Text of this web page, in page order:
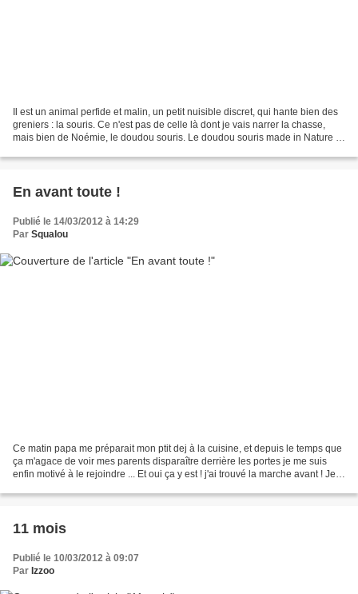
Il est un animal perfide et malin, un petit nuisible discret, qui hante bien des
greniers : la souris. Ce n'est pas de celle là dont je vais narrer la chasse,
mais bien de Noémie, le doudou souris. Le doudou souris made in Nature et
En avant toute !
Publié le 14/03/2012 à 14:29
Par Squalou
Ce matin papa me préparait mon ptit dej à la cuisine, et depuis le temps que
ça m'agace de voir mes parents disparaître derrière les portes je me suis
enfin motivé à le rejoindre ... Et oui ça y est ! j'ai trouvé la marche avant ! Je
11 mois
Publié le 10/03/2012 à 09:07
Par Izzoo